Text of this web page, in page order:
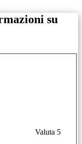
su
Valuta 5